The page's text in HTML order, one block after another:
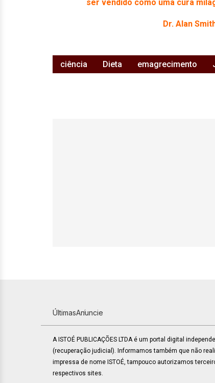
ser vendido como uma cura
Dr. Alan
ciência Dieta emagrecimento
ÚltimasAnuncie
A ISTOÉ PUBLICAÇÕES LTDA é um portal digital
(recuperação judicial). Informamos também que não
impressa de nome ISTOÉ, tampouco autorizamos
respectivos sites.